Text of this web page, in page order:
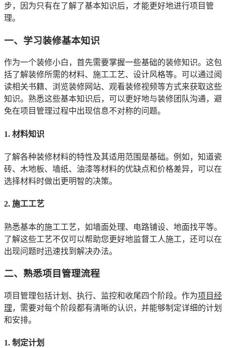
步，因为只有在了解了基本知识后，才能更好地进行项目管
理。
一、学习装修基本知识
作为一个装修小白，首先需要掌握一些基础的装修知识。这包
括了解装修所需的材料、施工工艺、设计风格等。可以通过阅
读相关书籍、浏览装修网站、观看装修视频等方式来获取这些
知识。熟悉这些基本知识后，可以更好地与装修团队沟通，避
免在项目管理过程中出现信息不对称的问题。
1. 材料知识
了解各种装修材料的特性及其适用范围是基础。例如，知道瓷
砖、木地板、墙纸、油漆等材料的优缺点和价格差异，可以在
选择材料时做出更明智的决策。
2. 施工工艺
熟悉基本的施工工艺，如墙面处理、电路铺设、地面找平等。
了解这些工艺不仅可以帮助您更好地监督工人施工，还可以在
出现问题时迅速找到解决办法。
二、熟悉项目管理流程
项目管理包括计划、执行、监控和收尾四个阶段。作为项目经
理，需要对每个阶段都有清晰的认识，并能够制定详细的计划
和安排。
1. 制定计划